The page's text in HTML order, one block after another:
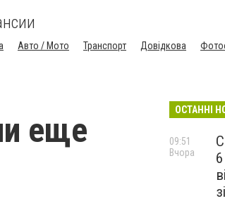
Авто / Мото Транспорт Довідкова
еще
ОСТАННІ
09:51
Вчора